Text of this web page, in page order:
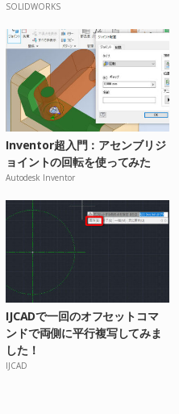
SOLIDWORKS
Inventor超入門：アセンブリジ
ョイントの回転を使ってみた
Autodesk Inventor
IJCADで一回のオフセットコマ
ンドで両側に平行複写してみま
した！
IJCAD